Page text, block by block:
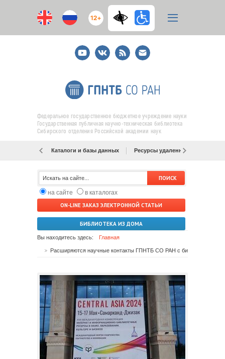
12+
YoutubeВКонтакте
RSS
E-
mail
подписка
Федеральное государственное бюджетное учреждение науки
Государственная публичная научно-техническая библиотека
Сибирского отделения Российской академии наук
Каталоги и базы данных Ресурсы удаленного доступа
на сайте
в каталогах
ON-LINE ЗАКАЗ ЭЛЕКТРОННОЙ СТАТЬИ
БИБЛИОТЕКА ИЗ ДОМА
Вы находитесь здесь: Главная